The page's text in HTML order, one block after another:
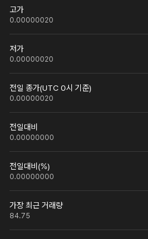
고가
0.00000020
저가
0.00000020
전일 종가(UTC 0시 기준)
0.00000020
전일대비
0.00000000
전일대비(%)
0.00000000
가장 최근 거래량
84.75